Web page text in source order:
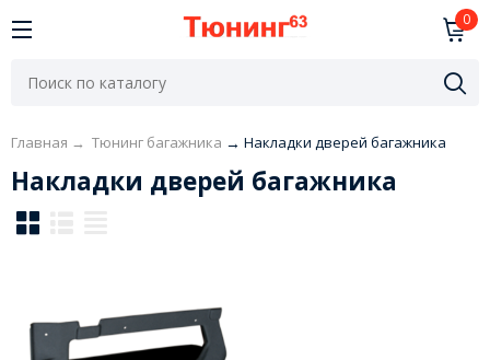
0
Главная → Тюнинг багажника → Накладки дверей багажника
Накладки дверей багажника